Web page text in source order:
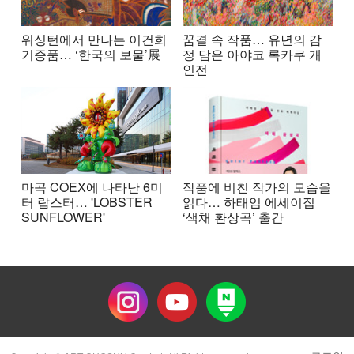
워싱턴에서 만나는 이건희
기증품… ‘한국의 보물’展
꿈결 속 작품… 유년의 감
정 담은 아야코 록카쿠 개
인전
마곡 COEX에 나타난 6미
터 랍스터… 'LOBSTER
SUNFLOWER'
작품에 비친 작가의 모습을
읽다… 하태임 에세이집
‘색채 환상곡’ 출간